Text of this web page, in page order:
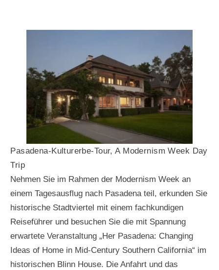
Pasadena-Kulturerbe-Tour, A Modernism Week Day
Trip
Nehmen Sie im Rahmen der Modernism Week an
einem Tagesausflug nach Pasadena teil, erkunden Sie
historische Stadtviertel mit einem fachkundigen
Reiseführer und besuchen Sie die mit Spannung
erwartete Veranstaltung „Her Pasadena: Changing
Ideas of Home in Mid-Century Southern California“ im
historischen Blinn House. Die Anfahrt und das